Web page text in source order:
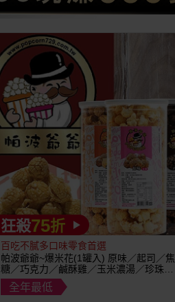
狂殺75折
百吃不膩多口味零食首選
帕波爺爺~爆米花(1罐入) 原味／起司／焦
糖／巧克力／鹹酥雞／玉米濃湯／珍珠奶
茶 款式可選
全年最低